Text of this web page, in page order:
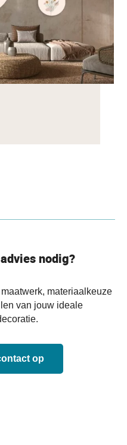
nodig?
materiaalkeuze
van jouw ideale
op